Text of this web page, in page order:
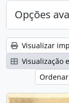
Opções
Visualizar
Visualização